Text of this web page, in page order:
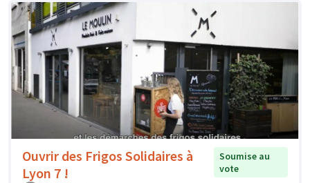
Ouvrir des Frigos Solidaires à
Lyon 7 !
Soumise au
vote